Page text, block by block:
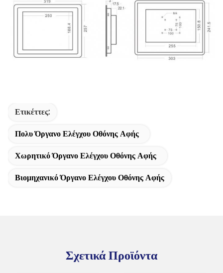
Ετικέττες:
Πολυ Όργανο Ελέγχου Οθόνης Αφής
Χωρητικό Όργανο Ελέγχου Οθόνης Αφής
Βιομηχανικό Όργανο Ελέγχου Οθόνης Αφής
Σχετικά Προϊόντα